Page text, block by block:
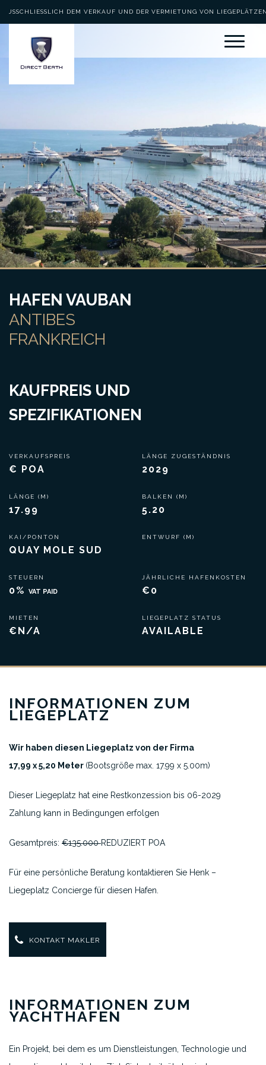
AUSSCHLIESSLICH DEM VERKAUF UND DER VERMIETUNG VON LIEGEPLÄTZEN
HAFEN VAUBAN
ANTIBES
FRANKREICH
KAUFPREIS UND
SPEZIFIKATIONEN
VERKAUFSPREIS
€ POA
LÄNGE (M)
17.99
KAI/PONTON
QUAY MOLE SUD
STEUERN
0% VAT PAID
MIETEN
€N/A
LÄNGE ZUGESTÄNDNIS
2029
BALKEN (M)
5.20
ENTWURF (M)
JÄHRLICHE HAFENKOSTEN
€0
LIEGEPLATZ STATUS
AVAILABLE
INFORMATIONEN ZUM
LIEGEPLATZ
Wir haben diesen Liegeplatz von der Firma
17,99 x 5,20 Meter (Bootsgröße max. 17.99 x 5.00m)
Dieser Liegeplatz hat eine Restkonzession bis 06-2029
Zahlung kann in Bedingungen erfolgen
Gesamtpreis: €135.000REDUZIERT POA
Für eine persönliche Beratung kontaktieren Sie Henk –
Liegeplatz Concierge für diesen Hafen.
KONTAKT MAKLER
INFORMATIONEN ZUM
YACHTHAFEN
Ein Projekt, bei dem es um Dienstleistungen, Technologie und